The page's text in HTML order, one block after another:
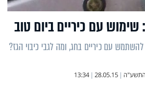
עם כיריים ביום טוב
עם כיריים בחג, ומה לגבי כיבוי הגז?
התשע"ה |
28.05.15
|
13:34